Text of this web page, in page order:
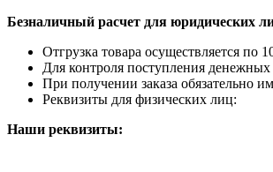
Безналичный расчет для юридических
Отгрузка товара осуществляется по
Для контроля поступления
При получении заказа обязательно
Реквизиты для физических лиц:
Наши реквизиты: